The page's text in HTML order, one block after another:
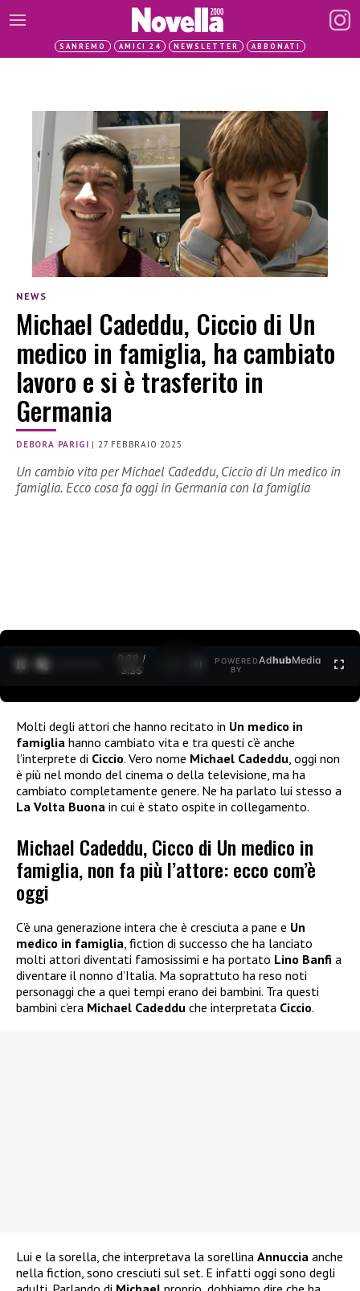
SANREMO AMICI 24 NEWSLETTER ABBONATI
NEWS
Michael Cadeddu, Ciccio di Un
medico in famiglia, ha cambiato
lavoro e si è trasferito in
Germania
DEBORA PARIGI | 27 FEBBRAIO 2025
Un cambio vita per Michael Cadeddu, Ciccio di Un medico in
famiglia. Ecco cosa fa oggi in Germania con la famiglia
0:30 /
3:35
POWERED
BY
AdhubMedia
Molti degli attori che hanno recitato in Un medico in
famiglia hanno cambiato vita e tra questi c’è anche
l’interprete di Ciccio. Vero nome Michael Cadeddu , oggi non
è più nel mondo del cinema o della televisione, ma ha
cambiato completamente genere. Ne ha parlato lui stesso a
La Volta Buona in cui è stato ospite in collegamento.
Michael Cadeddu, Cicco di Un medico in
famiglia, non fa più l’attore: ecco com’è
oggi
C’è una generazione intera che è cresciuta a pane e Un
medico in famiglia, fiction di successo che ha lanciato
molti attori diventati famosissimi e ha portato Lino Banfi a
diventare il nonno d’Italia. Ma soprattuto ha reso noti
personaggi che a quei tempi erano dei bambini. Tra questi
bambini c’era Michael Cadeddu che interpretata Ciccio.
Lui e la sorella, che interpretava la sorellina Annuccia anche
nella fiction, sono cresciuti sul set. E infatti oggi sono degli